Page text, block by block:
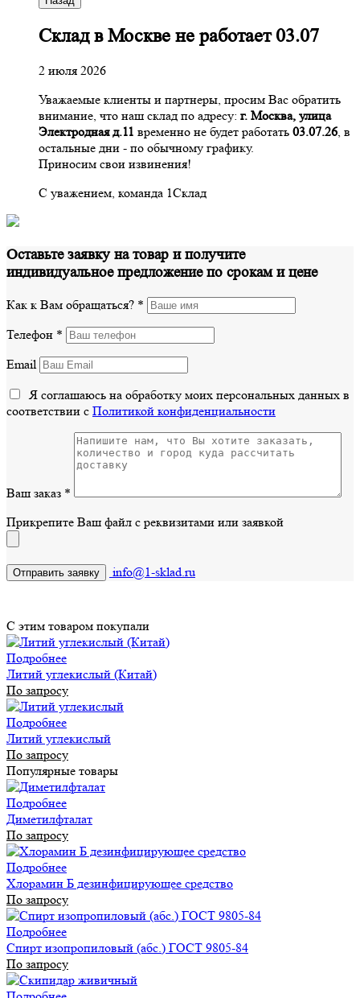
Склад в Москве не работает 03.07
2 июля 2026
Уважаемые клиенты и партнеры, просим Вас обратить
внимание, что наш склад по адресу: г. Москва, улица
Электродная д.11 временно не будет работать 03.07.26, в
остальные дни - по обычному графику.
Приносим свои извинения!
С уважением, команда 1Склад
Оставьте заявку на товар и получите
индивидуальное предложение по срокам и цене
Как к Вам обращаться? *
Телефон *
Email
Я соглашаюсь на обработку моих персональных данных в
соответствии с Политикой конфиденциальности
Ваш заказ *
Прикрепите Ваш файл с реквизитами или заявкой
info@1-sklad.ru
С этим товаром покупали
Подробнее
Литий углекислый (Китай)
По запросу
Подробнее
Литий углекислый
По запросу
Популярные товары
Подробнее
Диметилфталат
По запросу
Подробнее
Хлорамин Б дезинфицирующее средство
По запросу
Подробнее
Спирт изопропиловый (абс.) ГОСТ 9805-84
По запросу